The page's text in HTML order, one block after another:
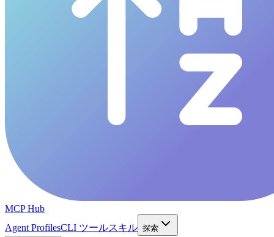
MCP Hub
Agent ProfilesCLI ツールスキル 探索